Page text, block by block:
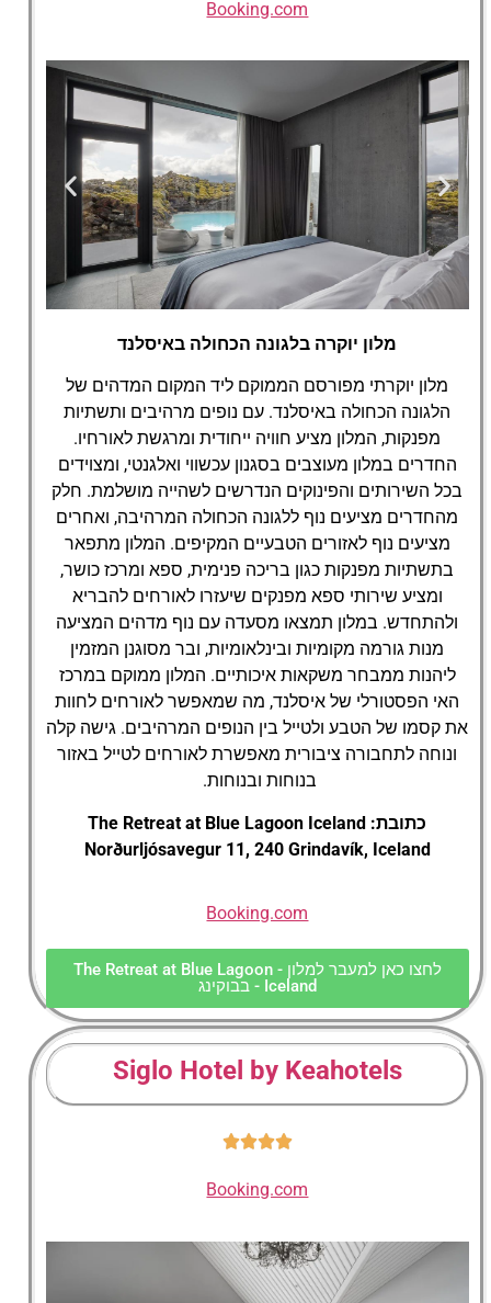
Booking.com
The Retreat at Blue
Lagoon Iceland
מלון יוקרה בלגונה הכחולה באיסלנד
מלון יוקרתי מפורסם הממוקם ליד המקום המדהים של
הלגונה הכחולה באיסלנד. עם נופים מרהיבים ותשתיות
מפנקות, המלון מציע חוויה ייחודית ומרגשת לאורחיו.
החדרים במלון מעוצבים בסגנון עכשווי ואלגנטי, ומצוידים
בכל השירותים והפינוקים הנדרשים לשהייה מושלמת. חלק
מהחדרים מציעים נוף ללגונה הכחולה המרהיבה, ואחרים
מציעים נוף לאזורים הטבעיים המקיפים. המלון מתפאר
בתשתיות מפנקות כגון בריכה פנימית, ספא ומרכז כושר,
ומציע שירותי ספא מפנקים שיעזרו לאורחים להבריא
ולהתחדש. במלון תמצאו מסעדה עם נוף מדהים המציעה
מנות גורמה מקומיות ובינלאומיות, ובר מסוגנן המזמין
ליהנות ממבחר משקאות איכותיים. המלון ממוקם במרכז
האי הפסטורלי של איסלנד, מה שמאפשר לאורחים לחוות
את קסמו של הטבע ולטייל בין הנופים המרהיבים. גישה קלה
ונוחה לתחבורה ציבורית מאפשרת לאורחים לטייל באזור
בנוחות ובנוחות.
כתובת: The Retreat at Blue Lagoon Iceland
Norðurljósavegur 11, 240 Grindavík, Iceland
Booking.com
לחצו כאן למעבר למלון - The Retreat at Blue Lagoon
Iceland - בבוקינג
Siglo Hotel by Keahotels
Booking.com